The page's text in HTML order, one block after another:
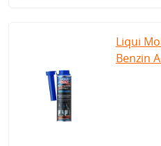
Liqui
Benzin